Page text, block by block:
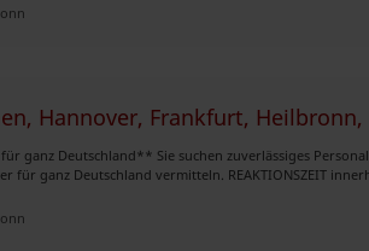
Hannover, Frankfurt,
ganz Deutschland** Sie suchen zuverlässiges
für ganz Deutschland vermitteln. REAKTIONSZEIT